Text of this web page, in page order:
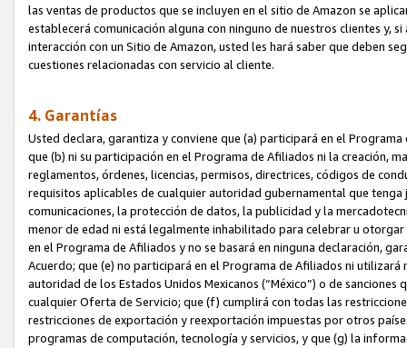
las ventas de productos que se incluyen en el sitio de Amazon se
establecerá comunicación alguna con ninguno de nuestros clientes y,
interacción con un Sitio de Amazon, usted les hará saber que deben
cuestiones relacionadas con servicio al cliente.
4. Garantías
Usted declara, garantiza y conviene que (a) participará en el
que (b) ni su participación en el Programa de Afiliados ni la creación,
reglamentos, órdenes, licencias, permisos, directrices, códigos de
requisitos aplicables de cualquier autoridad gubernamental que
comunicaciones, la protección de datos, la publicidad y la
menor de edad ni está legalmente inhabilitado para celebrar u
en el Programa de Afiliados y no se basará en ninguna declaración,
Acuerdo; que (e) no participará en el Programa de Afiliados ni
autoridad de los Estados Unidos Mexicanos (“México”) o de
cualquier Oferta de Servicio; que (f) cumplirá con todas las
restricciones de exportación y reexportación impuestas por otros
programas de computación, tecnología y servicios, y que (g) la